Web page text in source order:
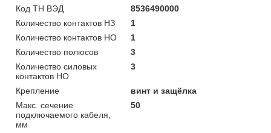
Код ТН ВЭД
8536490000
Количество контактов НЗ
1
Количество контактов НО
1
Количество полюсов
3
Количество силовых
контактов НО
3
Крепление
винт и защёлка
Макс. сечение
подключаемого кабеля,
мм
50